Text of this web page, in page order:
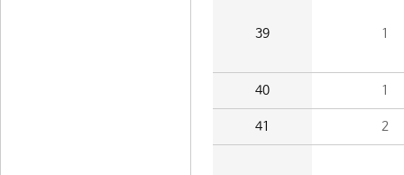
39 1
40 1
41 2